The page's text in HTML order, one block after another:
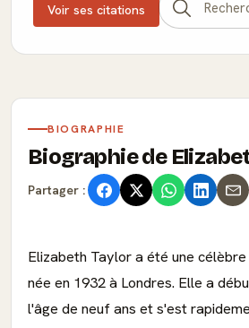
Voir ses citations
BIOGRAPHIE
Biographie de
Partager :
Elizabeth Taylor a été une
née en 1932 à Londres. Elle a
l'âge de neuf ans et s'est